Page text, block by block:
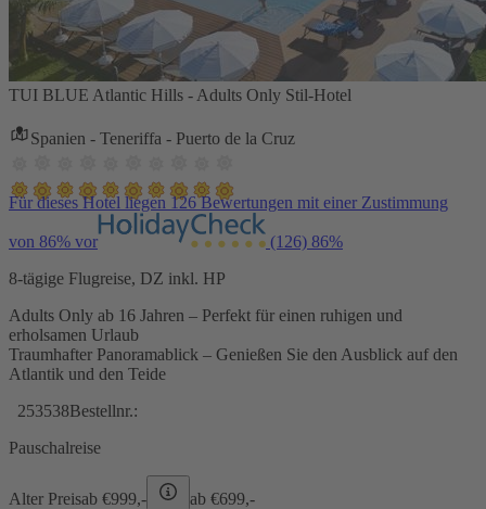
TUI BLUE Atlantic Hills - Adults Only Stil-Hotel
Spanien - Teneriffa - Puerto de la Cruz
Für dieses Hotel liegen 126 Bewertungen mit einer Zustimmung
von 86% vor (126) 86%
8-tägige Flugreise, DZ inkl. HP
Adults Only ab 16 Jahren – Perfekt für einen ruhigen und
erholsamen Urlaub
Traumhafter Panoramablick – Genießen Sie den Ausblick auf den
Atlantik und den Teide
253538Bestellnr.:
Pauschalreise
Alter Preisab €999,- ab €699,-